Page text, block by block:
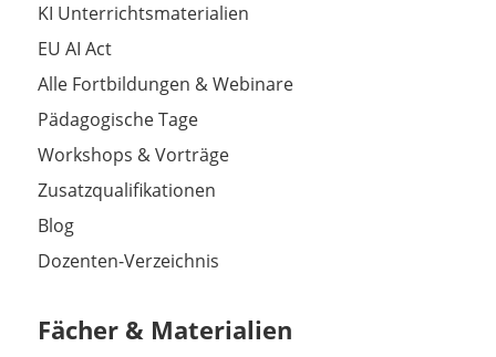
KI Unterrichtsmaterialien
EU AI Act
Alle Fortbildungen & Webinare
Pädagogische Tage
Workshops & Vorträge
Zusatzqualifikationen
Blog
Dozenten-Verzeichnis
Fächer & Materialien